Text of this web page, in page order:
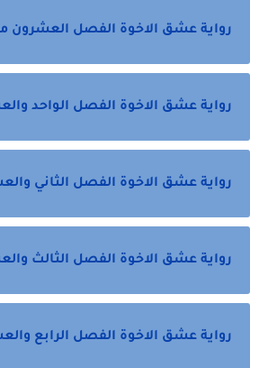
رواية عشق الاخوة الفصل العشرون
رواية عشق الاخوة الفصل الواحد
رواية عشق الاخوة الفصل الثاني
رواية عشق الاخوة الفصل الثالث
رواية عشق الاخوة الفصل الرابع